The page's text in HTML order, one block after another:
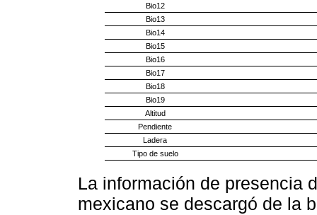
Bio12
Bio13
Bio14
Bio15
Bio16
Bio17
Bio18
Bio19
Altitud
Pendiente
Ladera
Tipo de suelo
La información de presencia
mexicano se descargó de la